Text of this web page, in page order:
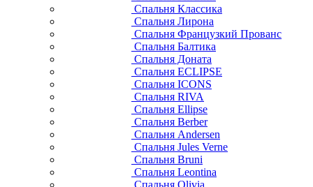
Спальня Классика
Спальня Лирона
Спальня Французкий Прованс
Спальня Балтика
Спальня Доната
Спальня ECLIPSE
Спальня ICONS
Спальня RIVA
Спальня Ellipse
Спальня Berber
Спальня Andersen
Спальня Jules Verne
Спальня Bruni
Спальня Leontina
Спальня Olivia